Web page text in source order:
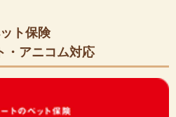
ト保険
・アニコム対応